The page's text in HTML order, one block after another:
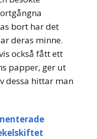
bort har det
deras minne.
också fått ett
papper, ger ut
dessa hittar man